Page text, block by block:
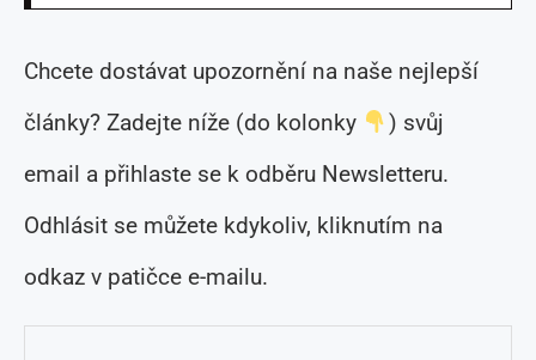
Chcete dostávat upozornění na naše nejlepší
články? Zadejte níže (do kolonky
) svůj
email a přihlaste se k odběru Newsletteru.
Odhlásit se můžete kdykoliv, kliknutím na
odkaz v patičce e-mailu.